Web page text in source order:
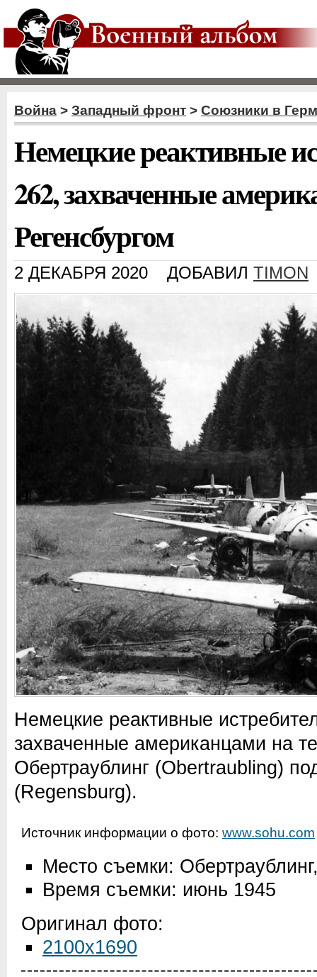
Война > Западный фронт > Союзники в
Немецкие реактивные
262, захваченные
Регенсбургом
2 ДЕКАБРЯ 2020 ДОБАВИЛ TIMON
Немецкие реактивные
захваченные американцами на
Обертраублинг (Obertraubling)
(Regensburg).
Источник информации о фото: www.sohu.com
Место съемки:
Время съемки: июнь 1945
Оригинал фото:
2100x1690